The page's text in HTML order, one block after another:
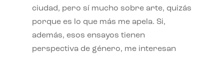
ciudad, pero sí mucho sobre arte, quizás
porque es lo que más me apela. Si,
además, esos ensayos tienen
perspectiva de género, me interesan